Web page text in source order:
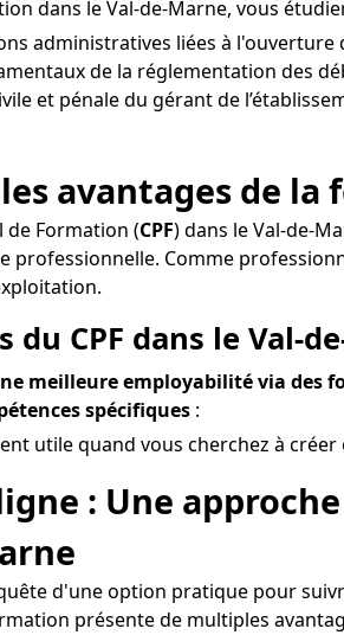
dans le Val-de-Marne, vous
administratives liées à
de la réglementation des
et pénale du gérant de
avantages de la
de Formation (CPF) dans le Val-de-
professionnelle. Comme
du CPF dans le Val-
meilleure employabilité via
spécifiques :
utile quand vous cherchez à
: Une
d'une option pratique pour
présente de multiples